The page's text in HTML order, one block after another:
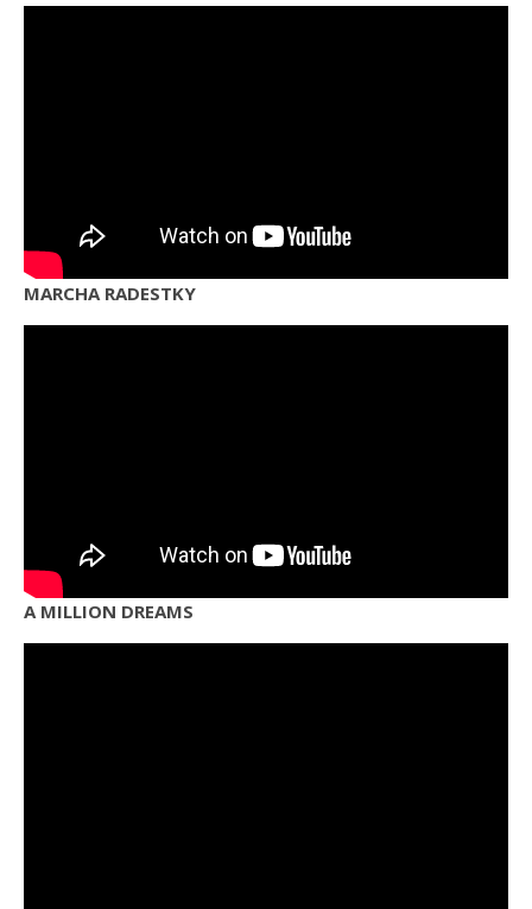
MARCHA RADESTKY
A MILLION DREAMS